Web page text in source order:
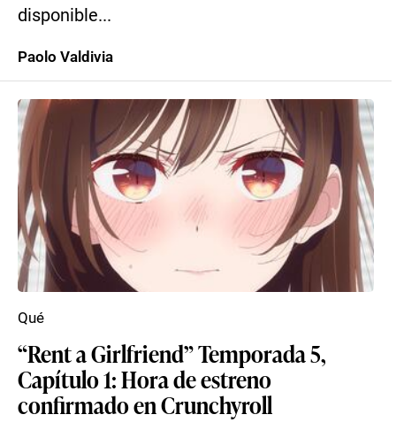
disponible...
Paolo Valdivia
“Rent a Girlfriend” Temporada 5,
Capítulo 1: Hora de estreno
confirmado en Crunchyroll
Qué